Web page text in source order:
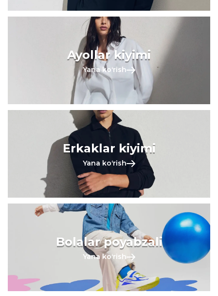
Ayollar kiyimi
Yana koʻrish
Erkaklar kiyimi
Yana koʻrish
Bolalar poyabzali
Yana koʻrish